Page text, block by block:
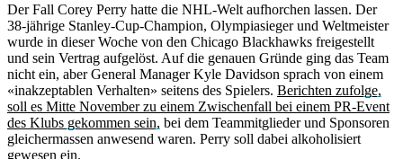
Der Fall Corey Perry hatte die NHL-Welt aufhorchen lassen. Der
38-jährige Stanley-Cup-Champion, Olympiasieger und Weltmeister
wurde in dieser Woche von den Chicago Blackhawks freigestellt
und sein Vertrag aufgelöst. Auf die genauen Gründe ging das Team
nicht ein, aber General Manager Kyle Davidson sprach von einem
«inakzeptablen Verhalten» seitens des Spielers. Berichten zufolge,
soll es Mitte November zu einem Zwischenfall bei einem PR-Event
des Klubs gekommen sein, bei dem Teammitglieder und Sponsoren
gleichermassen anwesend waren. Perry soll dabei alkoholisiert
gewesen ein.